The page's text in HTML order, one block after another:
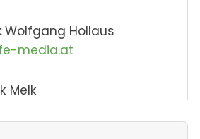
Wolfgang Hollaus
media.at
Melk